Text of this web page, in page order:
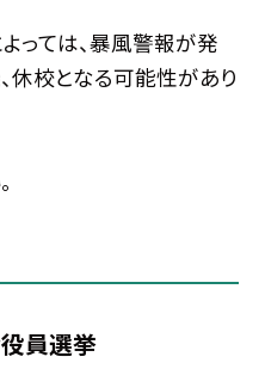
っては、暴風警報が発
休校となる可能性があり
役員選挙